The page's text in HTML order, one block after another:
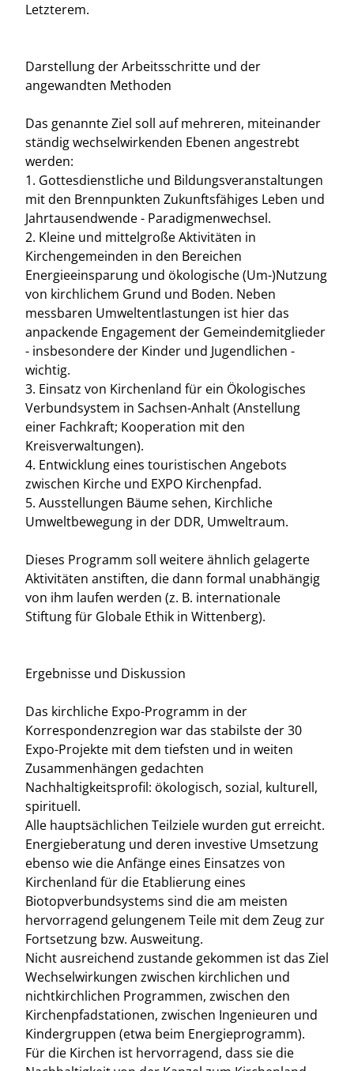
Letzterem.
Darstellung der Arbeitsschritte und der
angewandten Methoden
Das genannte Ziel soll auf mehreren, miteinander
ständig wechselwirkenden Ebenen angestrebt
werden:
1. Gottesdienstliche und Bildungsveranstaltungen
mit den Brennpunkten Zukunftsfähiges Leben und
Jahrtausendwende - Paradigmenwechsel.
2. Kleine und mittelgroße Aktivitäten in
Kirchengemeinden in den Bereichen
Energieeinsparung und ökologische (Um-)Nutzung
von kirchlichem Grund und Boden. Neben
messbaren Umweltentlastungen ist hier das
anpackende Engagement der Gemeindemitglieder
- insbesondere der Kinder und Jugendlichen -
wichtig.
3. Einsatz von Kirchenland für ein Ökologisches
Verbundsystem in Sachsen-Anhalt (Anstellung
einer Fachkraft; Kooperation mit den
Kreisverwaltungen).
4. Entwicklung eines touristischen Angebots
zwischen Kirche und EXPO Kirchenpfad.
5. Ausstellungen Bäume sehen, Kirchliche
Umweltbewegung in der DDR, Umweltraum.
Dieses Programm soll weitere ähnlich gelagerte
Aktivitäten anstiften, die dann formal unabhängig
von ihm laufen werden (z. B. internationale
Stiftung für Globale Ethik in Wittenberg).
Ergebnisse und Diskussion
Das kirchliche Expo-Programm in der
Korrespondenzregion war das stabilste der 30
Expo-Projekte mit dem tiefsten und in weiten
Zusammenhängen gedachten
Nachhaltigkeitsprofil: ökologisch, sozial, kulturell,
spirituell.
Alle hauptsächlichen Teilziele wurden gut erreicht.
Energieberatung und deren investive Umsetzung
ebenso wie die Anfänge eines Einsatzes von
Kirchenland für die Etablierung eines
Biotopverbundsystems sind die am meisten
hervorragend gelungenem Teile mit dem Zeug zur
Fortsetzung bzw. Ausweitung.
Nicht ausreichend zustande gekommen ist das Ziel
Wechselwirkungen zwischen kirchlichen und
nichtkirchlichen Programmen, zwischen den
Kirchenpfadstationen, zwischen Ingenieuren und
Kindergruppen (etwa beim Energieprogramm).
Für die Kirchen ist hervorragend, dass sie die